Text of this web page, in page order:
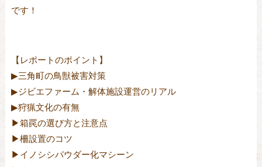
です！
【レポートのポイント】
▶︎三角町の鳥獣被害対策
▶︎ジビエファーム・解体施設運営のリアル
▶︎狩猟文化の有無
▶︎箱罠の選び方と注意点
▶︎柵設置のコツ
▶︎イノシシパウダー化マシーン